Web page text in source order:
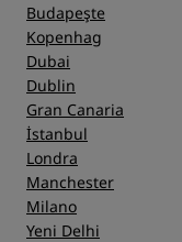
Budapeşte
Kopenhag
Dubai
Dublin
Gran Canaria
İstanbul
Londra
Manchester
Milano
Yeni Delhi